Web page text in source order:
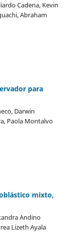
Cadena, Kevin
Abraham
para
Darwin
Paola Montalvo
mixto,
Andino
Lizeth Ayala